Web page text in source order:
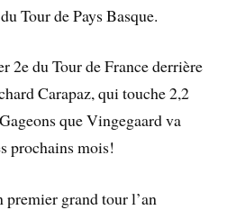
Tour de Pays Basque.
2e du Tour de France derrière
Carapaz, qui touche 2,2
que Vingegaard va
prochains mois!
grand tour l’an